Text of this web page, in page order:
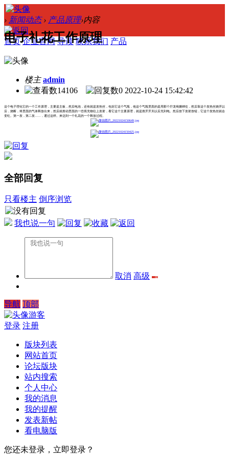
› 新闻动态 › 产品原理›内容
首页 企业官网 导读 联系我们 产品
电子礼花工作原理
楼主 admin
14106
0 2022-10-24 15:42:42
这个电子理化它的一个工作原理，主要是主板，然后电池，还有就是发热丝，包括它这个气瓶，他这个气瓶里面的是用那个拧龙绳捆绑住，然后靠这个发热丝烧开以
后，烧断，将里面的气体释放出来，然后就推动里面的一些填充物往上发射，看它这个主要原理，就是推开开关以后充到电。然后按下发射按钮，它这个发热丝就会
变红。第一发，第二发......，通过这样。来达到一个礼花的一个释放过程。
全部回复
只看楼主 倒序浏览
我也说一句
取消 高级
导航 顶部
游客
登录 注册
版块列表
网站首页
论坛版块
站内搜索
个人中心
我的消息
我的提醒
发表新帖
看电脑版
您还未登录，立即登录？